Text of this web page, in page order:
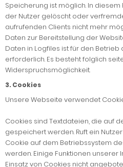
Speicherung ist möglich. In
der Nutzer gelöscht oder
aufrufenden Clients nicht mehr
Daten zur Bereitstellung der
Daten in Logfiles ist für den
erforderlich. Es besteht folglich
Widerspruchsmöglichkeit.
3. Cookies
Unsere Webseite verwendet
Cookies sind Textdateien, die auf
gespeichert werden. Ruft ein
Cookie auf dem Betriebssystem
werden. Einige Funktionen
Einsatz von Cookies nicht